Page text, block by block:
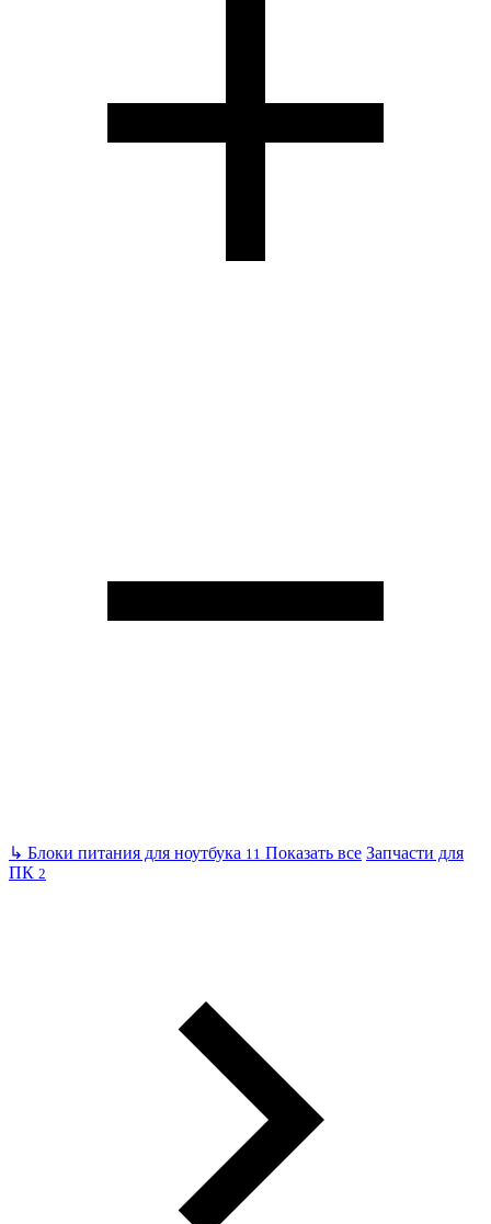
↳ Блоки питания для ноутбука 11 Показать все Запчасти для
ПК 2